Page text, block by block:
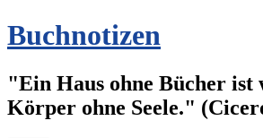
Zum
Inhalt
Buchnotizen
"Ein Haus ohne Bücher ist
Körper ohne Seele."